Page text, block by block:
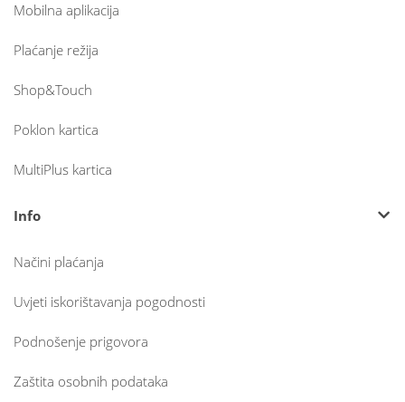
Mobilna aplikacija
Plaćanje režija
Shop&Touch
Poklon kartica
MultiPlus kartica
Info
Načini plaćanja
Uvjeti iskorištavanja pogodnosti
Podnošenje prigovora
Zaštita osobnih podataka